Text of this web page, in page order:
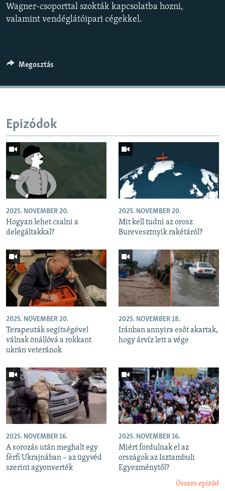
Wagner-csoporttal szokták kapcsolatba hozni,
valamint vendéglátóipari cégekkel.
Megosztás
Epizódok
2025. NOVEMBER 20.
Hogyan lehet csalni a
delegáltakkal?
2025. NOVEMBER 20.
Mit kell tudni az orosz
Burevesztnyik rakétáról?
2025. NOVEMBER 20.
Terapeuták segítségével
válnak önállóvá a rokkant
ukrán veteránok
2025. NOVEMBER 18.
Iránban annyira esőt akartak,
hogy árvíz lett a vége
2025. NOVEMBER 16.
A sorozás után meghalt egy
férfi Ukrajnában – az ügyvéd
szerint agyonverték
2025. NOVEMBER 16.
Miért fordulnak el az
országok az Isztambuli
Egyezménytől?
Összes epizód